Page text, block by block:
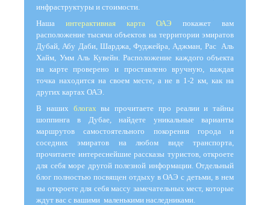
инфраструктуры и стоимости.
Наша интерактивная карта ОАЭ покажет вам
расположение тысячи объектов на территории эмиратов
Дубай, Абу Даби, Шарджа, Фуджейра, Аджман, Рас Аль
Хайм, Умм Аль Кувейн. Расположение каждого объекта
на карте проверено и проставлено вручную, каждая
точка находится на своем месте, а не в 1-2 км, как на
других картах ОАЭ.
В наших блогах вы прочитаете про реалии и тайны
шоппинга в Дубае, найдете уникальные варианты
маршрутов самостоятельного покорения города и
соседних эмиратов на любом виде транспорта,
прочитаете интереснейшие рассказы туристов, откроете
для себя море другой полезной информации. Отдельный
блог полностью посвящен отдыху в ОАЭ с детьми, в нем
вы откроете для себя массу замечательных мест, которые
ждут вас с вашими маленькими наследниками.